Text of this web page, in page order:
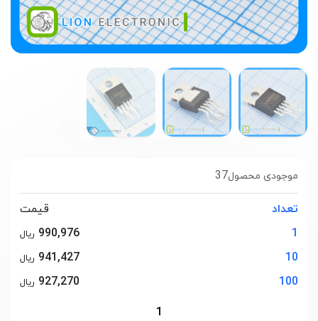
37موجودی محصول
تعداد
قیمت
1
990,976 ریال
10
941,427 ریال
100
927,270 ریال